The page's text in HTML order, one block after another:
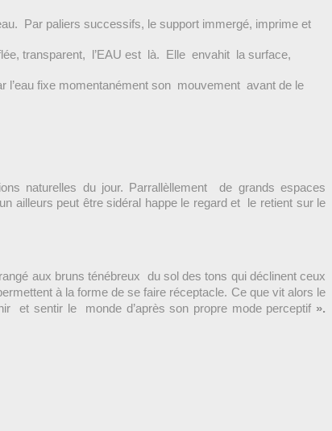
Par paliers successifs, le support immergé, imprime et
transparent, l’EAU est là. Elle envahit la surface,
l’eau fixe momentanément son mouvement avant de le
naturelles du jour. Parrallèllement de grands espaces
ailleurs peut être sidéral happe le regard et le retient sur le
aux bruns ténébreux du sol des tons qui déclinent ceux
à la forme de se faire réceptacle. Ce que vit alors le
et sentir le monde d’après son propre mode perceptif ».